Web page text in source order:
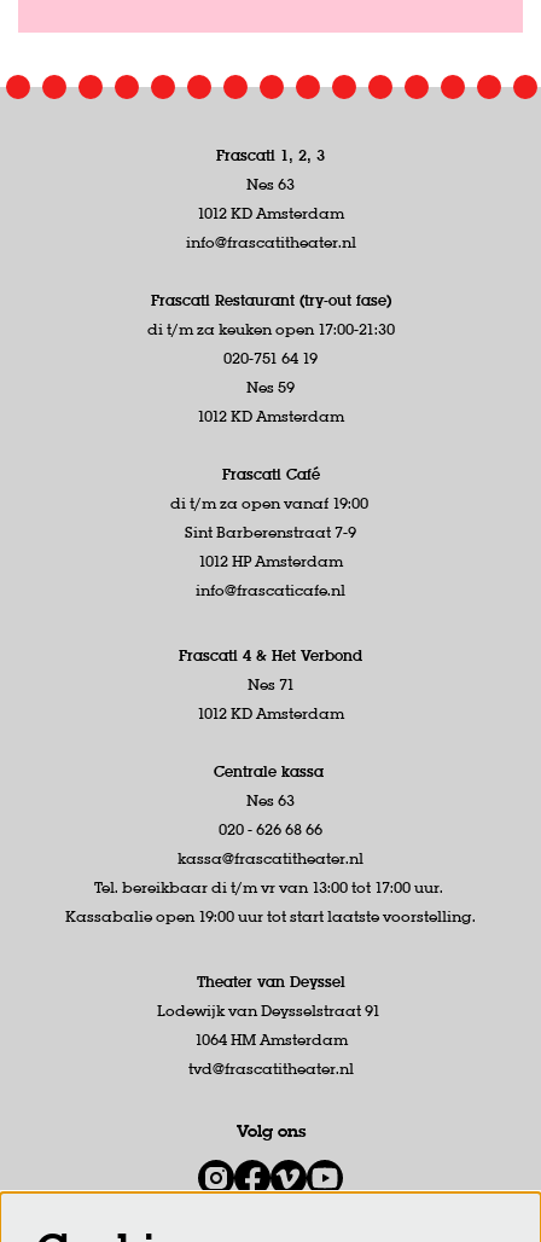
Frascati 1, 2, 3
Nes 63
1012 KD Amsterdam
info@frascatitheater.nl
Frascati Restaurant (try-out fase)
di t/m za keuken open 17:00-21:30
020-751 64 19
Nes 59
1012 KD Amsterdam
Frascati Café
di t/m za open vanaf 19:00
Sint Barberenstraat 7-9
1012 HP Amsterdam
info@frascaticafe.nl
Frascati 4 & Het Verbond
Nes 71
1012 KD Amsterdam
Centrale kassa
Nes 63
020 - 626 68 66
kassa@frascatitheater.nl
Tel. bereikbaar di t/m vr van 13:00 tot 17:00 uur.
Kassabalie open 19:00 uur tot start laatste voorstelling.
Theater van Deyssel
Lodewijk van Deysselstraat 91
1064 HM Amsterdam
tvd@frascatitheater.nl
Volg ons